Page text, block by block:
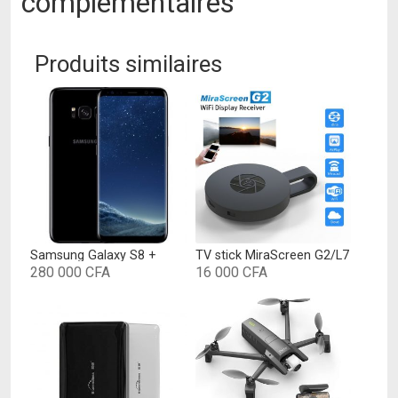
Produits similaires
Samsung Galaxy S8 +
280 000 CFA
produit
plusieurs
TV stick MiraScreen G2/L7
16 000 CFA